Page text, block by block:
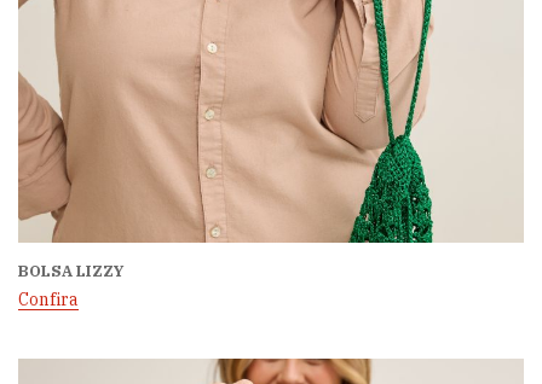
BOLSA LIZZY
Confira